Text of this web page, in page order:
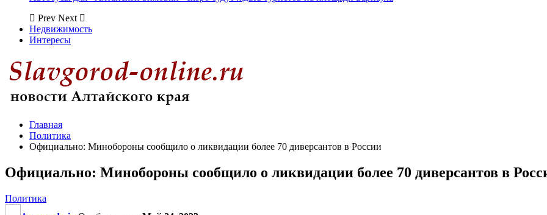
Prev Next
Недвижимость
Интересы
Главная
Политика
Официально: Минобороны сообщило о ликвидации более 70 диверсантов в России
Официально: Минобороны сообщило о ликвидации более 70 диверсантов в
Политика